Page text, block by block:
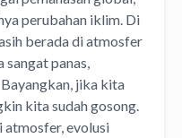
perubahan iklim. Di
berada di atmosfer
sangat panas,
jika kita
kita sudah gosong.
evolusi